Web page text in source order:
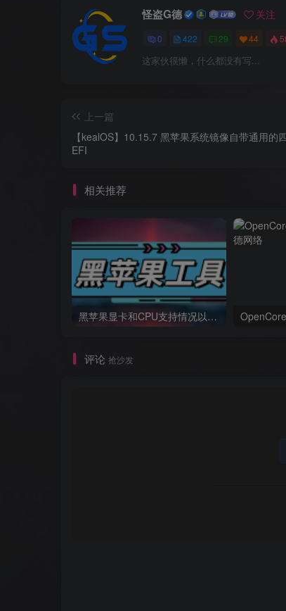
怪盗G德 关注
0 422 29 44
这家伙很懒，什么都没有写...
上一篇
【kealOS】10.15.7 黑苹果系统镜像自带通用的
EFI
相关推荐
黑苹果显卡和CPU支持情况以及购买硬件防踩坑指南
评论 抢沙发